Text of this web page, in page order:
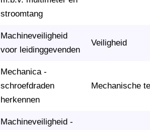
stroomtang
Machineveiligheid
voor leidinggevenden
Veiligheid
Mechanica -
schroefdraden
herkennen
Mechanische
Machineveiligheid -